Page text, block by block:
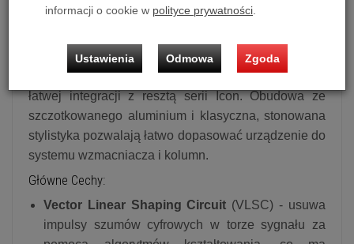
gdzie wiele dzisiejszych konstrukcji rezygnuje z
trzech priorytetach: jak najczystszej reprodukcji
sygnału, mechanicznej kontroli rezonansu oraz
łatwej integracji z resztą serii Icon. Obudowa ze
szczotkowanego aluminium i klasyczna, stonowana
stylistyka pozwalają łatwo dopasować urządzenie do
systemu wzmacniacza i kolumn.
Główne Cechy:
Vector Linear Shaping Circuit (VLSC) - usuwa
impulsy szumów cyfrowych w torze sygnału za
informacji o cookie w polityce prywatności.
Ustawienia Odmowa Zgoda